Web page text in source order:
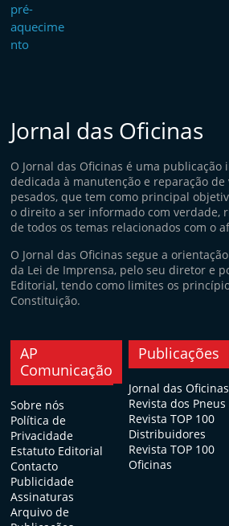
Jornal das Oficinas
O Jornal das Oficinas é uma publicação
dedicada à manutenção e reparação
pesados, que tem como principal
o direito a ser informado com verdade,
de todos os temas relacionados com o
O Jornal das Oficinas segue a
da Lei de Imprensa, pelo seu diretor e
Editorial, tendo como limites os
Constituição.
AP
Comunicação
Sobre nós
Política de
Privacidade
Estatuto Editorial
Contacto
Publicidade
Assinaturas
Arquivo de
Publicações
Jornal das Oficinas
Revista dos Pneus
Revista TOP 100
Distribuidores
Revista TOP 100
Oficinas